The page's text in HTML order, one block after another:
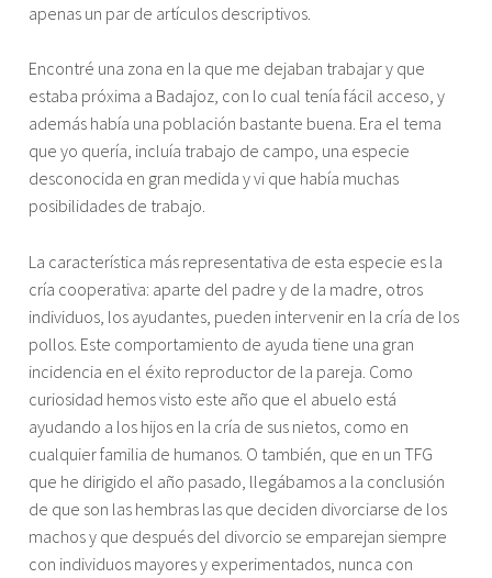
apenas un par de artículos descriptivos.
Encontré una zona en la que me dejaban trabajar y que
estaba próxima a Badajoz, con lo cual tenía fácil acceso, y
además había una población bastante buena. Era el tema
que yo quería, incluía trabajo de campo, una especie
desconocida en gran medida y vi que había muchas
posibilidades de trabajo.
La característica más representativa de esta especie es la
cría cooperativa: aparte del padre y de la madre, otros
individuos, los ayudantes, pueden intervenir en la cría de los
pollos. Este comportamiento de ayuda tiene una gran
incidencia en el éxito reproductor de la pareja. Como
curiosidad hemos visto este año que el abuelo está
ayudando a los hijos en la cría de sus nietos, como en
cualquier familia de humanos. O también, que en un TFG
que he dirigido el año pasado, llegábamos a la conclusión
de que son las hembras las que deciden divorciarse de los
machos y que después del divorcio se emparejan siempre
con individuos mayores y experimentados, nunca con